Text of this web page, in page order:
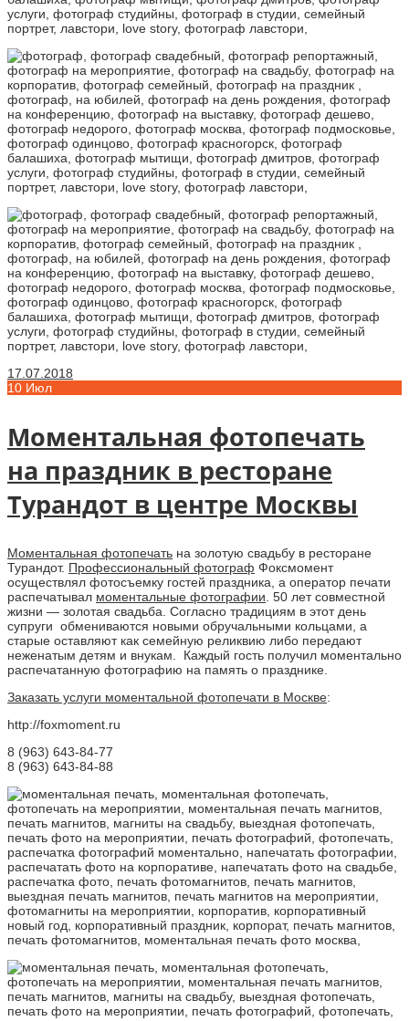
17.07.2018
10 Июл
Моментальная фотопечать
на праздник в ресторане
Турандот в центре Москвы
Моментальная фотопечать на золотую свадьбу в ресторане
Турандот. Профессиональный фотограф Фоксмомент
осуществлял фотосъемку гостей праздника, а оператор печати
распечатывал моментальные фотографии . 50 лет совместной
жизни — золотая свадьба. Согласно традициям в этот день
супруги обмениваются новыми обручальными кольцами, а
старые оставляют как семейную реликвию либо передают
неженатым детям и внукам. Каждый гость получил моментально
распечатанную фотографию на память о празднике.
Заказать услуги моментальной фотопечати в Москве:
http://foxmoment.ru
8 (963) 643-84-77
8 (963) 643-84-88